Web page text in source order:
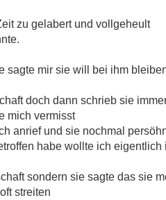
zu gelabert und vollgeheult
sagte mir sie will bei ihm
doch dann schrieb sie
mich vermisst
anrief und sie nochmal
habe wollte ich
sondern sie sagte das sie
streiten